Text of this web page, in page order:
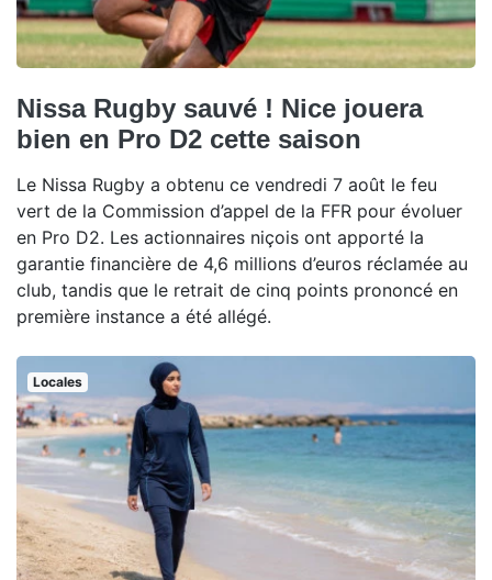
Nissa Rugby sauvé ! Nice jouera
bien en Pro D2 cette saison
Le Nissa Rugby a obtenu ce vendredi 7 août le feu
vert de la Commission d’appel de la FFR pour évoluer
en Pro D2. Les actionnaires niçois ont apporté la
garantie financière de 4,6 millions d’euros réclamée au
club, tandis que le retrait de cinq points prononcé en
première instance a été allégé.
Locales